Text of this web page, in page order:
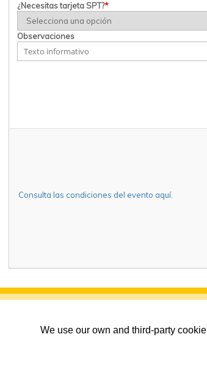
¿Necesitas tarjeta SPT?*
Observaciones
Consulta las condiciones del evento aquí.
We use our own and third-party